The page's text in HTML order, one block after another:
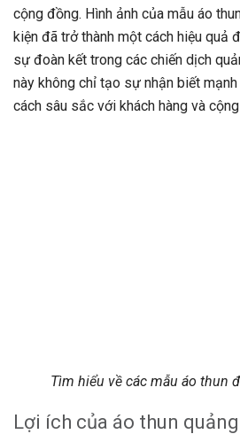
cộng đồng. Hình ảnh của mẫu áo
kiện đã trở thành một cách hiệu quả
sự đoàn kết trong các chiến dịch
này không chỉ tạo sự nhận biết
cách sâu sắc với khách hàng và
Tìm hiểu về các mẫu áo thun
Lợi ích của áo thun